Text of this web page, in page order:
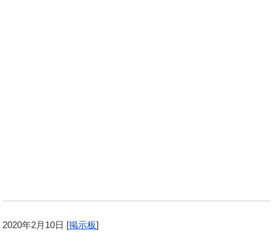
2020年2月10日 [掲示板]